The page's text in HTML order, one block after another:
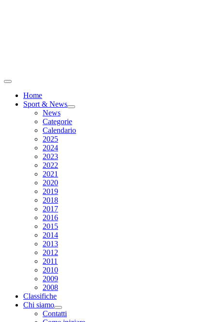
Home
Sport & News
News
Categorie
Calendario
2025
2024
2023
2022
2021
2020
2019
2018
2017
2016
2015
2014
2013
2012
2011
2010
2009
2008
Classifiche
Chi siamo
Contatti